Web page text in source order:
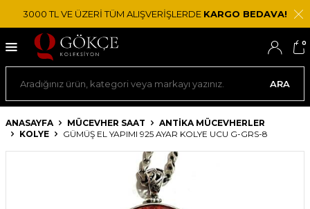
3000 TL VE ÜZERİ TÜM ALIŞVERİŞLERDE KARGO BEDAVA!
ARA
0
ANASAYFA MÜCEVHER SAAT
ANTIKA MÜCEVHERLER
KOLYE
GÜMÜŞ EL YAPIMI 925 AYAR KOLYE UCU G-GRS-8